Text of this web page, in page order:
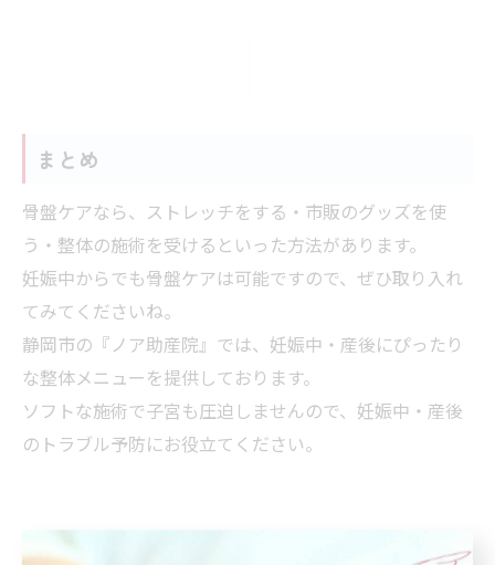
まとめ
骨盤ケアなら、ストレッチをする・市販のグッズを使
う・整体の施術を受けるといった方法があります。
妊娠中からでも骨盤ケアは可能ですので、ぜひ取り入れ
てみてくださいね。
静岡市の『ノア助産院』では、妊娠中・産後にぴったり
な整体メニューを提供しております。
ソフトな施術で子宮も圧迫しませんので、妊娠中・産後
のトラブル予防にお役立てください。